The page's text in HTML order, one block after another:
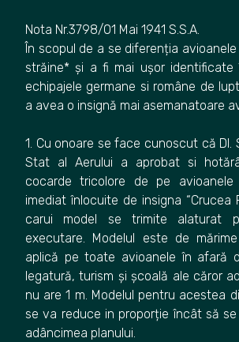
Nota Nr.3798/01 Mai 1941 S.S.A.
În scopul de a se diferenția
străine* și a fi mai ușor
echipajele germane si române de
a avea o insignă mai asemanatoare
1. Cu onoare se face cunoscut că Dl.
Stat al Aerului a aprobat si
cocarde tricolore de pe
imediat înlocuite de insigna “Crucea
carui model se trimite alaturat
executare. Modelul este de
aplică pe toate avioanele în afară
legatură, turism și școală ale căror
nu are 1 m. Modelul pentru acestea
se va reduce in proporție încât să
adâncimea planului.